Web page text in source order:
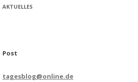
AKTUELLES
Post
tagesblog@online.de